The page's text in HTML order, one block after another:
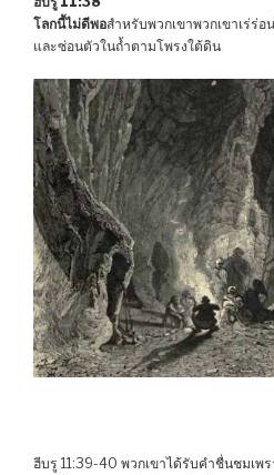
โลกนี้ไม่ดีพอสำหรับพวกเขาพวกเขาเร่ร่
และซ่อนตัวในถ้ำตามโพรงใต้ดิน
ฮีบรู 11:39-40 พวกเขาได้รับคำชื่นชมเพร